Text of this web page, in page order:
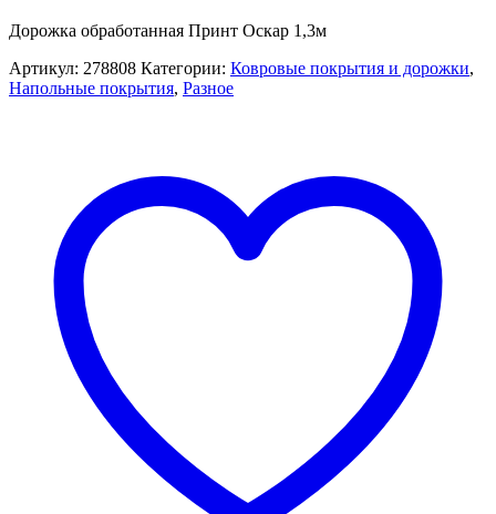
Дорожка обработанная Принт Оскар 1,3м
Артикул: 278808 Категории: Ковровые покрытия и дорожки,
Напольные покрытия, Разное